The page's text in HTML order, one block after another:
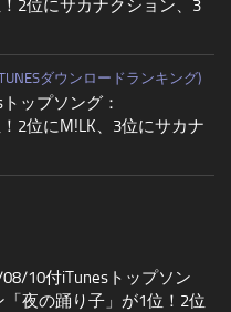
2位にサカナクション、3
ダウンロードランキング)
ップソング：
2位にM!LK、3位にサカナ
08/10付iTunesトップソン
夜の踊り子」が1位！2位